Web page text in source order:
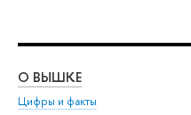
О ВЫШКЕ
Цифры и факты